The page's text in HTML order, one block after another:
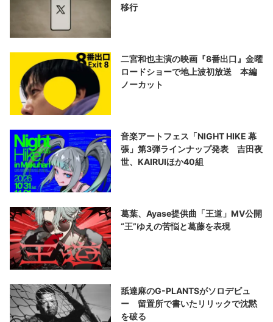
移行
二宮和也主演の映画『8番出口』金曜
ロードショーで地上波初放送 本編
ノーカット
音楽アートフェス「NIGHT HIKE 幕
張」第3弾ラインナップ発表 吉田夜
世、KAIRUIほか40組
葛葉、Ayase提供曲「王道」MV公開
“王”ゆえの苦悩と葛藤を表現
舐達麻のG-PLANTSがソロデビュ
ー 留置所で書いたリリックで沈黙
を破る